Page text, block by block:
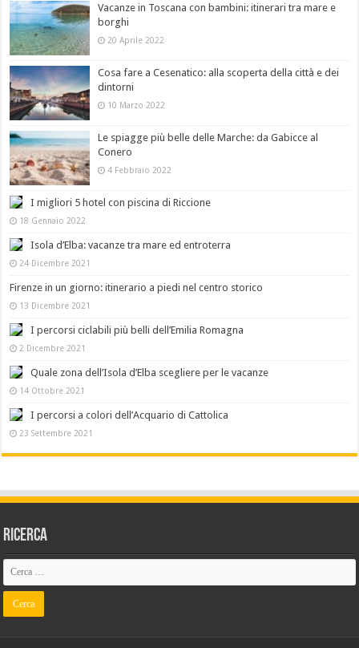
Vacanze in Toscana con bambini: itinerari tra mare e
borghi
20 Aprile 2022
Cosa fare a Cesenatico: alla scoperta della città e dei
dintorni
10 Marzo 2022
Le spiagge più belle delle Marche: da Gabicce al
Conero
4 Febbraio 2022
I migliori 5 hotel con piscina di Riccione
18 Gennaio 2022
Isola d’Elba: vacanze tra mare ed entroterra
24 Dicembre 2021
Firenze in un giorno: itinerario a piedi nel centro storico
13 Dicembre 2021
I percorsi ciclabili più belli dell’Emilia Romagna
2 Dicembre 2021
Quale zona dell’Isola d’Elba scegliere per le vacanze
14 Ottobre 2021
I percorsi a colori dell’Acquario di Cattolica
23 Settembre 2021
Ricerca